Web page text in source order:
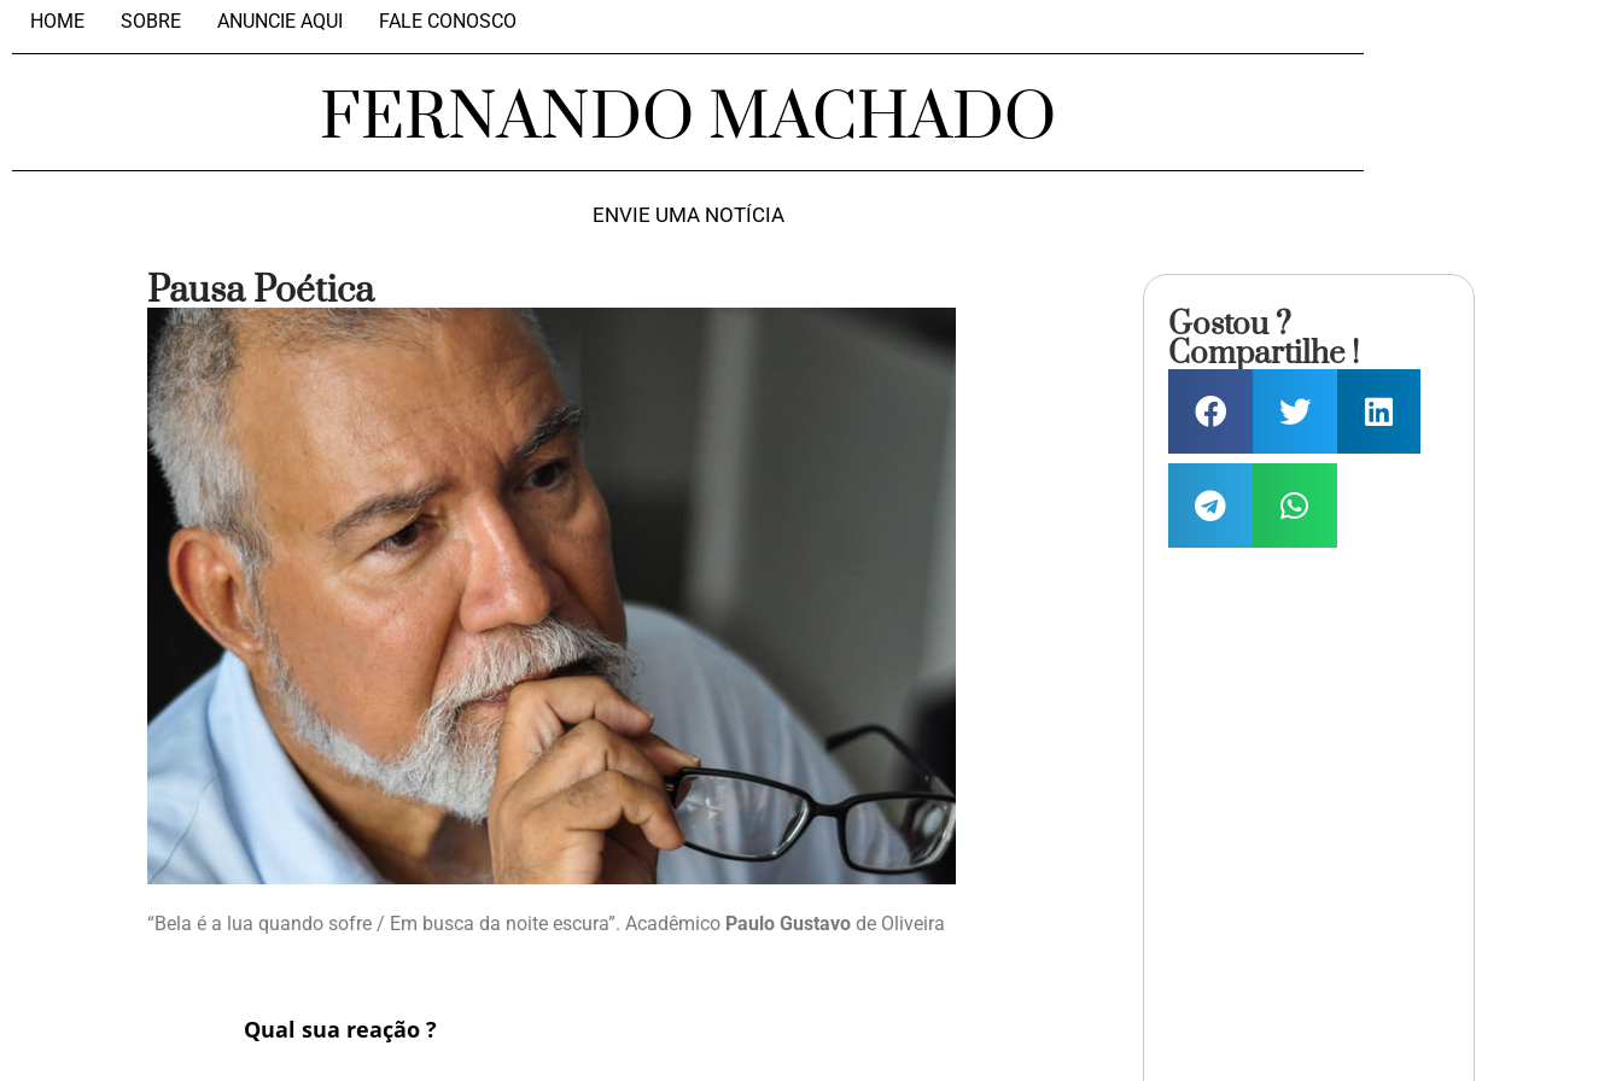
HOME SOBRE ANUNCIE AQUI FALE CONOSCO
FERNANDO MACHADO
ENVIE UMA NOTÍCIA
Pausa Poética
“Bela é a lua quando sofre / Em busca da noite escura”. Acadêmico Paulo Gustavo de Oliveira
Qual sua reação ?
Gostou ?
Compartilhe !